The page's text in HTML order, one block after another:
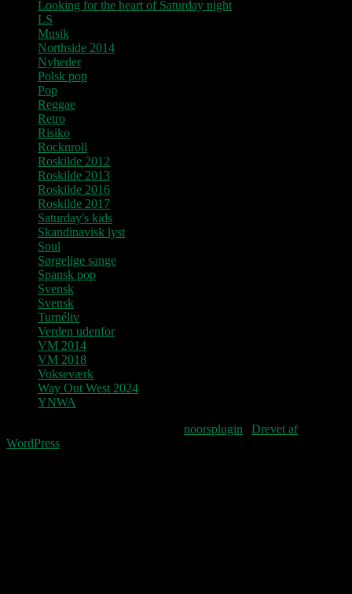
Looking for the heart of Saturday night
LS
Musik
Northside 2014
Nyheder
Polsk pop
Pop
Reggae
Retro
Risiko
Rocknroll
Roskilde 2012
Roskilde 2013
Roskilde 2016
Roskilde 2017
Saturday's kids
Skandinavisk lyst
Soul
Sørgelige sange
Spansk pop
Svensk
Svensk
Turnéliv
Verden udenfor
VM 2014
VM 2018
Vokseværk
Way Out West 2024
YNWA
noorsplugin
Drevet af
WordPress